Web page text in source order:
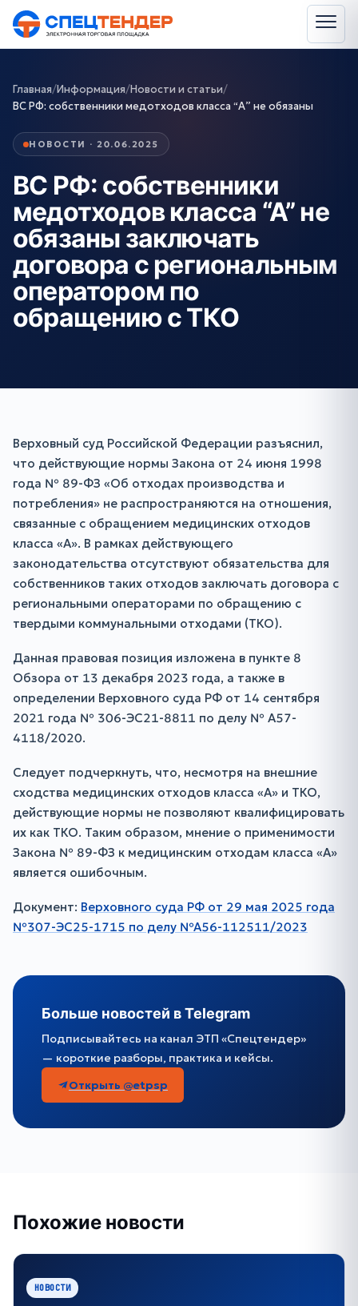
Главная/Информация/Новости и статьи/
ВС РФ: собственники медотходов класса “А” не обязаны
НОВОСТИ · 20.06.2025
ВС РФ: собственники
медотходов класса “А” не
обязаны заключать
договора с региональным
оператором по
обращению с ТКО
Верховный суд Российской Федерации разъяснил,
что действующие нормы Закона от 24 июня 1998
года № 89-ФЗ «Об отходах производства и
потребления» не распространяются на отношения,
связанные с обращением медицинских отходов
класса «А». В рамках действующего
законодательства отсутствуют обязательства для
собственников таких отходов заключать договора с
региональными операторами по обращению с
твердыми коммунальными отходами (ТКО).
Данная правовая позиция изложена в пункте 8
Обзора от 13 декабря 2023 года, а также в
определении Верховного суда РФ от 14 сентября
2021 года № 306-ЭС21-8811 по делу № А57-
4118/2020.
Следует подчеркнуть, что, несмотря на внешние
сходства медицинских отходов класса «А» и ТКО,
действующие нормы не позволяют квалифицировать
их как ТКО. Таким образом, мнение о применимости
Закона № 89-ФЗ к медицинским отходам класса «А»
является ошибочным.
Документ: Верховного суда РФ от 29 мая 2025 года
№307-ЭС25-1715 по делу №А56-112511/2023
Больше новостей в Telegram
Подписывайтесь на канал ЭТП «Спецтендер»
— короткие разборы, практика и кейсы.
Открыть @etpsp
Похожие новости
НОВОСТИ